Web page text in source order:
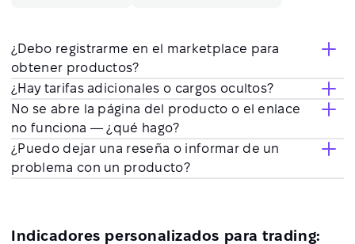
¿Debo registrarme en el marketplace para
obtener productos?
¿Hay tarifas adicionales o cargos ocultos?
No se abre la página del producto o el enlace
no funciona — ¿qué hago?
¿Puedo dejar una reseña o informar de un
problema con un producto?
Indicadores personalizados para trading: